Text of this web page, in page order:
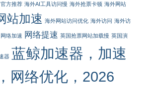
官方推荐 海外AI工具访问慢 海外抢票卡顿 海外网站
站加速 海外网站访问优化 海外访问 海外访
网络加速 网络提速 英国抢票网站加载慢 英国演
器 蓝鲸加速器，加速
网络优化，2026